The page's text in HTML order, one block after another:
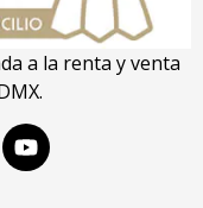
a la renta y venta